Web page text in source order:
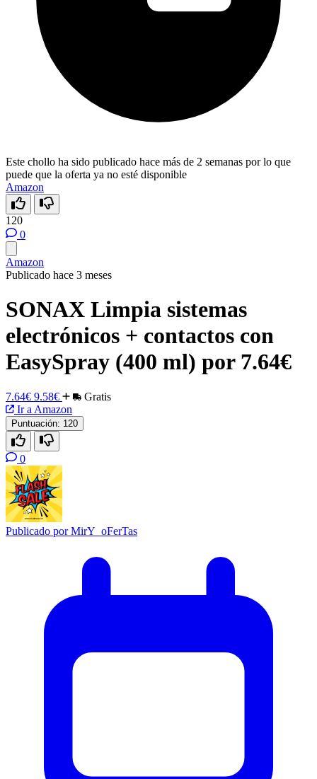
Este chollo ha sido publicado hace más de 2 semanas por lo que
puede que la oferta ya no esté disponible
Amazon
120
0
Amazon
Publicado hace 3 meses
SONAX Limpia sistemas
electrónicos + contactos con
EasySpray (400 ml) por 7.64€
7.64€ 9.58€
Gratis
Ir a Amazon
Puntuación: 120
0
Publicado porMirY_oFerTas